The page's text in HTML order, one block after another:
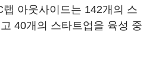
아웃사이드는 142개의 스
40개의 스타트업을 육성 중